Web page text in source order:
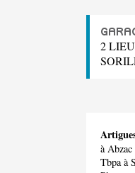
2
à
Tbpaà